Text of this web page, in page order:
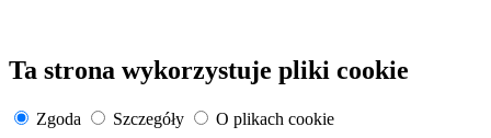
Ta strona wykorzystuje pliki cookie
Zgoda Szczegóły
O plikach cookie